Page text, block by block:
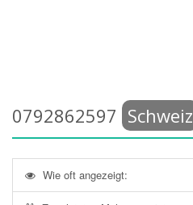
0792862597 Schweiz
Wie oft angezeigt: